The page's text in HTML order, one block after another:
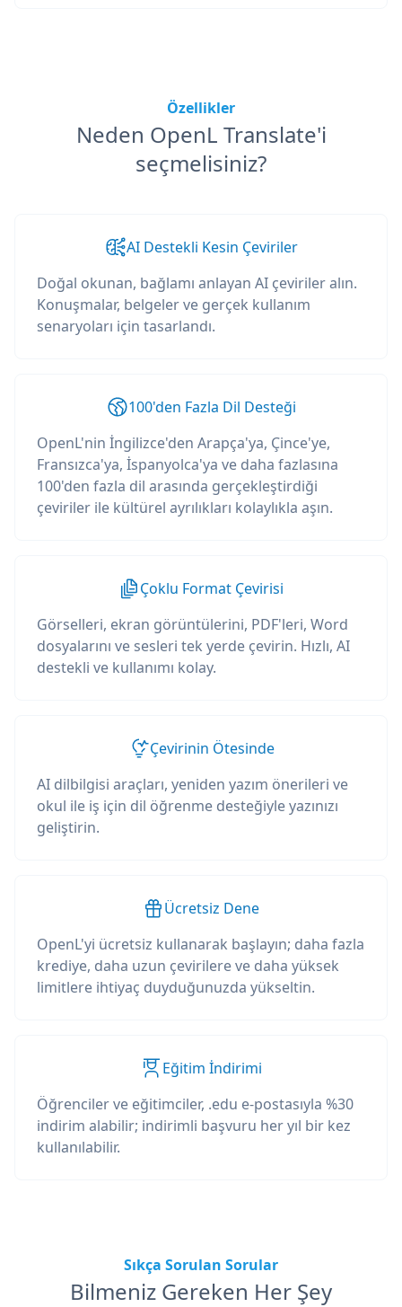
Özellikler
Neden OpenL Translate'i
seçmelisiniz?
AI Destekli Kesin Çeviriler
Doğal okunan, bağlamı anlayan AI çeviriler alın.
Konuşmalar, belgeler ve gerçek kullanım
senaryoları için tasarlandı.
100'den Fazla Dil Desteği
OpenL'nin İngilizce'den Arapça'ya, Çince'ye,
Fransızca'ya, İspanyolca'ya ve daha fazlasına
100'den fazla dil arasında gerçekleştirdiği
çeviriler ile kültürel ayrılıkları kolaylıkla aşın.
Çoklu Format Çevirisi
Görselleri, ekran görüntülerini, PDF'leri, Word
dosyalarını ve sesleri tek yerde çevirin. Hızlı, AI
destekli ve kullanımı kolay.
Çevirinin Ötesinde
AI dilbilgisi araçları, yeniden yazım önerileri ve
okul ile iş için dil öğrenme desteğiyle yazınızı
geliştirin.
Ücretsiz Dene
OpenL'yi ücretsiz kullanarak başlayın; daha fazla
krediye, daha uzun çevirilere ve daha yüksek
limitlere ihtiyaç duyduğunuzda yükseltin.
Eğitim İndirimi
Öğrenciler ve eğitimciler, .edu e-postasıyla %30
indirim alabilir; indirimli başvuru her yıl bir kez
kullanılabilir.
Sıkça Sorulan Sorular
Bilmeniz Gereken Her Şey